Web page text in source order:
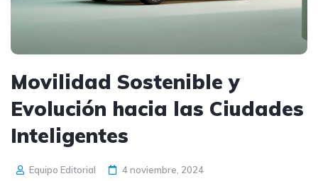
Movilidad Sostenible y
Evolución hacia las Ciudades
Inteligentes
Equipo Editorial
4 noviembre, 2024